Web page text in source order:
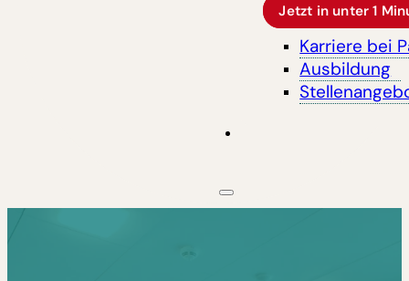
Jetzt in unter 1
Karriere bei
Ausbildung